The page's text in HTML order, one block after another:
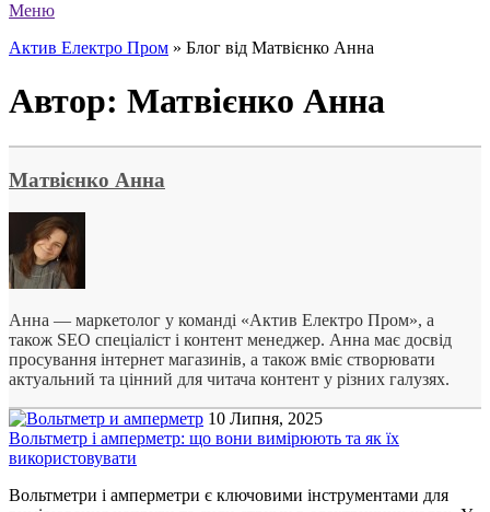
Меню
Актив Електро Пром » Блог від Матвієнко Анна
Автор: Матвієнко Анна
Матвієнко Анна
Анна — маркетолог у команді «Актив Електро Пром», а
також SEO спеціаліст і контент менеджер. Анна має досвід
просування інтернет магазинів, а також вміє створювати
актуальний та цінний для читача контент у різних галузях.
10 Липня, 2025
Вольтметр і амперметр: що вони вимірюють та як їх
використовувати
Вольтметри і амперметри є ключовими інструментами для